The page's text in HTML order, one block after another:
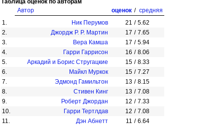
Таблица оценок по авторам
Автор
оценок / средняя
1.
Ник Перумов 21 / 5.62
2.
Джордж Р. Р. Мартин 17 / 7.65
3.
Вера Камша 17 / 5.94
4.
Гарри Гаррисон 16 / 8.06
5.
Аркадий и Борис Стругацкие 15 / 8.33
6.
Майкл Муркок 15 / 7.27
7.
Эдмонд Гамильтон 13 / 8.15
8.
Стивен Кинг 13 / 7.08
9.
Роберт Джордан 12 / 7.33
10.
Гарри Тертлдав 12 / 7.08
11.
Дэн Абнетт 11 / 6.64